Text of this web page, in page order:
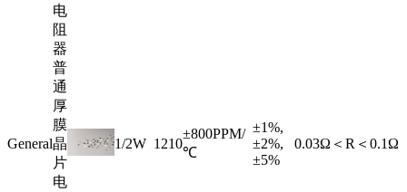
电
阻
器
General
普
通
厚
膜
晶
片
电
1/2W 1210
±800PPM/
℃
±1%,
±2%,
±5%
0.03Ω＜R＜0.1Ω